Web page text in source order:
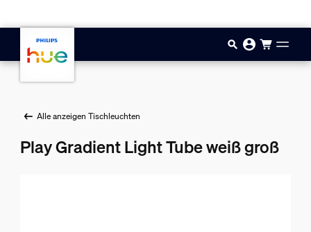
Alle anzeigen Tischleuchten
Play Gradient Light Tube weiß groß